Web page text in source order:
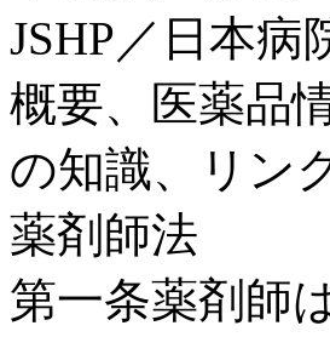
JSHP／日本病
概要、医薬品
の知識、リン
薬剤師法
第一条薬剤師